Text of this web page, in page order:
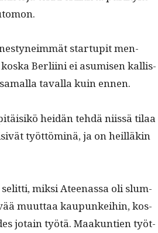
star­tupit men­
Berli­i­ni ei asumisen kallis­
taval­la kuin ennen.
hei­dän tehdä niis­sä tilaa
työt­töminä, ja on heil­läkin
mik­si Ateenas­sa oli slum­
muut­taa kaupunkei­hin, kos­
jotain työtä. Maakun­tien työt­